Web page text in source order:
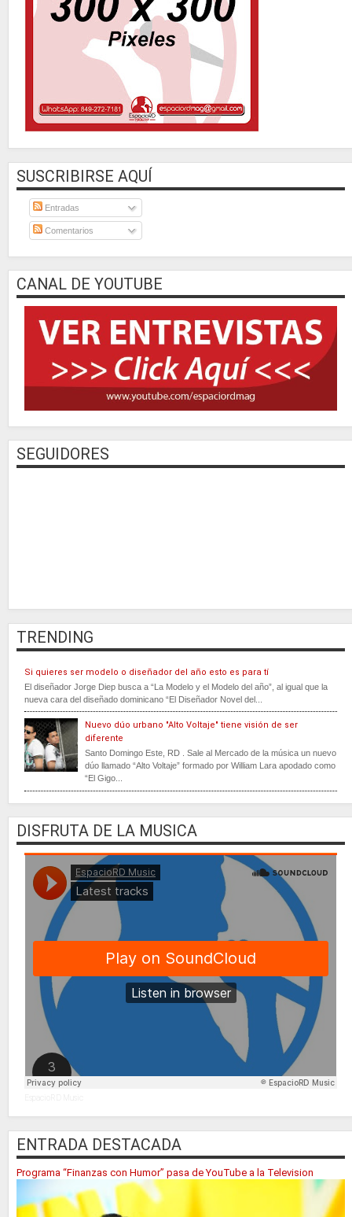
SUSCRIBIRSE AQUÍ
Entradas
Comentarios
CANAL DE YOUTUBE
SEGUIDORES
TRENDING
Si quieres ser modelo o diseñador del año esto es para tí
El diseñador Jorge Diep busca a “La Modelo y el Modelo del año”, al igual que la
nueva cara del diseñado dominicano “El Diseñador Novel del...
Nuevo dúo urbano "Alto Voltaje" tiene visión de ser
diferente
Santo Domingo Este, RD . Sale al Mercado de la música un nuevo
dúo llamado “Alto Voltaje” formado por William Lara apodado como
“El Gigo...
DISFRUTA DE LA MUSICA
EspacioRD Music
ENTRADA DESTACADA
Programa “Finanzas con Humor” pasa de YouTube a la Television